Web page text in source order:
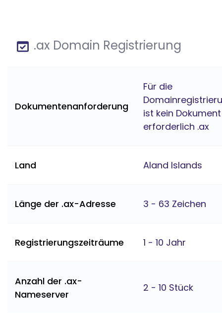
.ax Domain Registrierung
Dokumentenanforderung
Für die
ist kein Dokument
erforderlich .ax
Land Aland Islands
Länge der .ax-Adresse 3 - 63 Zeichen
Registrierungszeiträume 1 - 10 Jahr
Anzahl der .ax-
Nameserver
2 - 10 Stück